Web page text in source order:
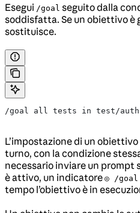
Esegui /goal seguito dalla
soddisfatta. Se un obiettivo è
sostituisce.
/goal all tests in test/auth
L’impostazione di un
turno, con la condizione
necessario inviare un prompt
è attivo, un indicatore ◎ /
tempo l’obiettivo è in